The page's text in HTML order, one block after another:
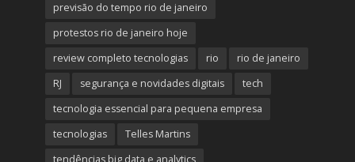
previsão do tempo rio de janeiro
protestos rio de janeiro hoje
review completo tecnologias
rio
rio de janeiro
RJ
segurança e novidades digitais
tech
tecnologia essencial para pequena empresa
tecnologias
Telles Martins